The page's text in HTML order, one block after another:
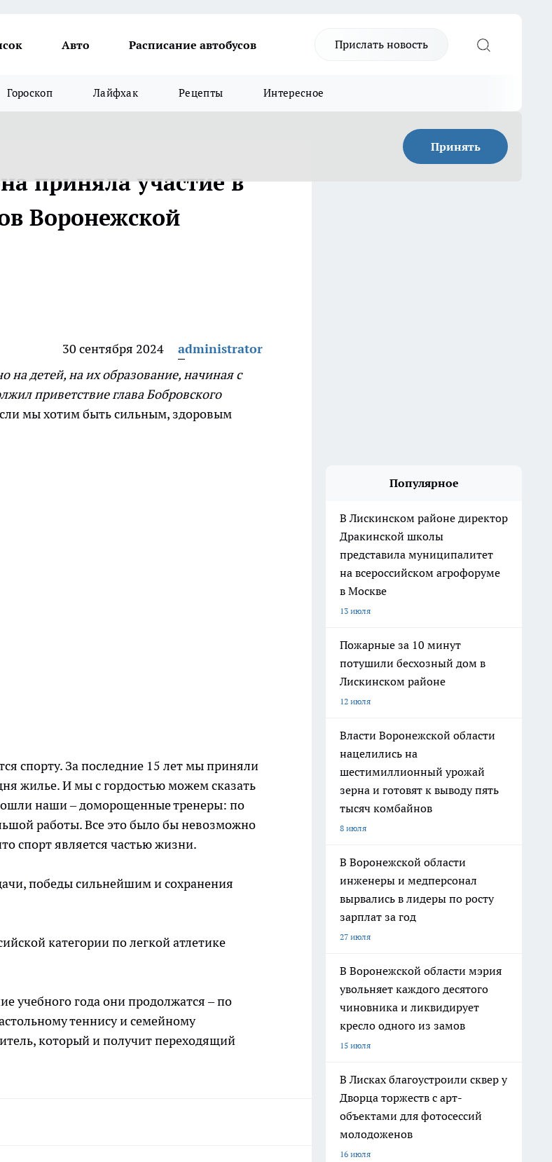
Авто Расписание автобусов Прислать новость
Гороскоп Лайфхак Рецепты Интересное
Принять
приняла участие в
Воронежской
30 сентября 2024
administrator
на детей, на их образование, начиная с
приветствие глава Бобровского
мы хотим быть сильным, здоровым
спорту. За последние 15 лет мы приняли
жилье. И мы с гордостью можем сказать
наши – доморощенные тренеры: по
работы. Все это было бы невозможно
спорт является частью жизни.
победы сильнейшим и сохранения
категории по легкой атлетике
учебного года они продолжатся – по
теннису и семейному
который и получит переходящий
Популярное
В Лискинском районе директор
Дракинской школы
представила муниципалитет
на всероссийском агрофоруме
в Москве
13 июля
Пожарные за 10 минут
потушили бесхозный дом в
Лискинском районе
12 июля
Власти Воронежской области
нацелились на
шестимиллионный урожай
зерна и готовят к выводу пять
тысяч комбайнов
8 июля
В Воронежской области
инженеры и медперсонал
вырвались в лидеры по росту
зарплат за год
27 июля
В Воронежской области мэрия
увольняет каждого десятого
чиновника и ликвидирует
кресло одного из замов
15 июля
В Лисках благоустроили сквер у
Дворца торжеств с арт-
объектами для фотосессий
молодоженов
16 июля